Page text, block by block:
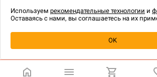
Купить| 1 890 ₽
технологии.
Используем рекомендательные технологии и
Оставаясь с нами, вы соглашаетесь на их
OK